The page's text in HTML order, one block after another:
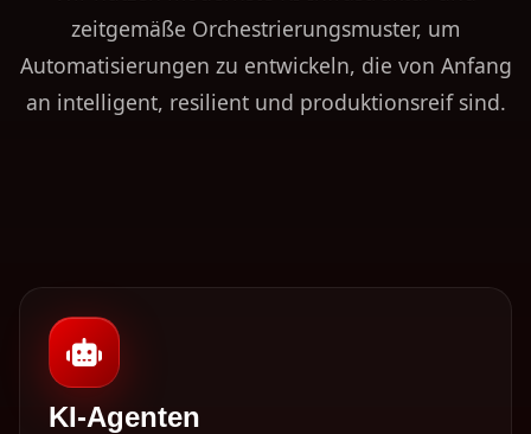
zeitgemäße Orchestrierungs­muster, um
Automatisierungen zu entwickeln, die von Anfang
an intelligent, resilient und produktionsreif sind.
KI-Agenten